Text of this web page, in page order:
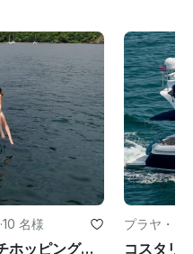
·10 名様
プラヤフラミンゴ：ビーチホッピングシュノーケル＆サンセットツアー
プラヤ・フ